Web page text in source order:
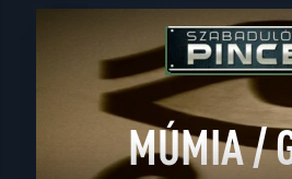
MÚMIA /